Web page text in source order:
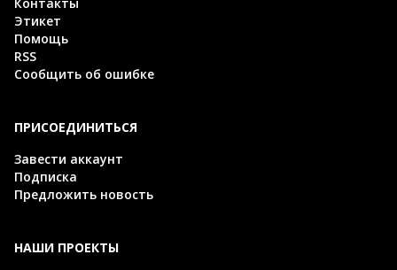
Этикет
Помощь
RSS
Сообщить об ошибке
ПРИСОЕДИНИТЬСЯ
Завести аккаунт
Подписка
Предложить новость
НАШИ ПРОЕКТЫ